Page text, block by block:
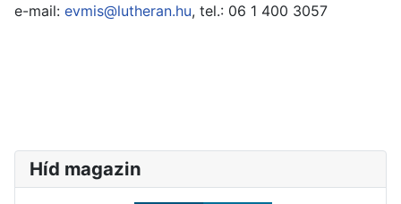
e-mail: evmis@lutheran.hu, tel.: 06 1 400 3057
Híd magazin